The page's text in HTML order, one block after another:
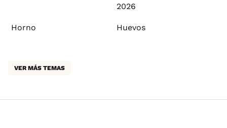
2026
Horno Huevos
VER MÁS TEMAS